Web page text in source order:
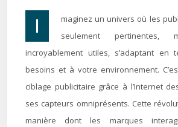
Imaginez un univers où les publicités ne sont pas
seulement pertinentes,
incroyablement utiles, s’adaptant en
besoins et à votre environnement.
ciblage publicitaire grâce à l’Internet
ses capteurs omniprésents. Cette
manière dont les marques